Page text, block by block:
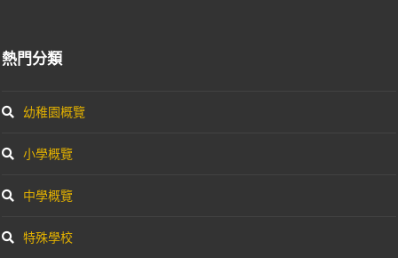
熱門分類
幼稚園概覽
小學概覽
中學概覽
特殊學校